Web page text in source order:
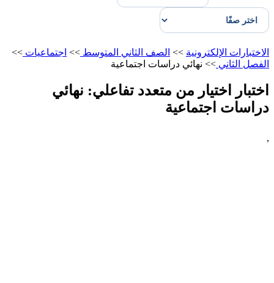
الاختبارات الإلكترونية >> الصف الثاني المتوسط >> اجتماعيات >>
الفصل الثاني >> نهائي دراسات اجتماعية
اختبار اختيار من متعدد تفاعلي: نهائي
دراسات اجتماعية